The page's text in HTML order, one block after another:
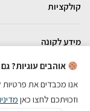
קולקציות
מידע לקונה
אוהבים עוגיות?
אנו מכבדים את פרטיות
וזכויתכם לחצו כאן
English